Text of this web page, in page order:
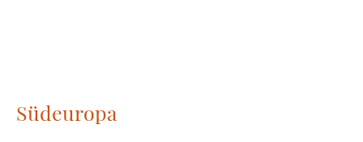
Südeuropa